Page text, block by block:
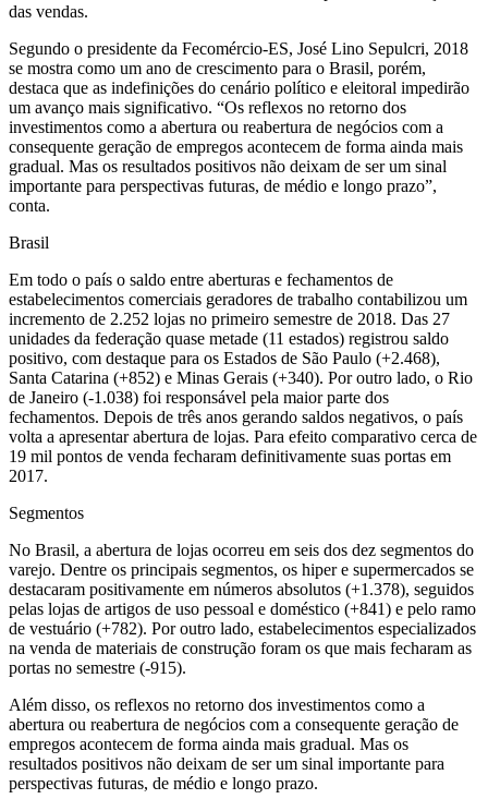
das vendas.
Segundo o presidente da Fecomércio-ES, José Lino Sepulcri, 2018
se mostra como um ano de crescimento para o Brasil, porém,
destaca que as indefinições do cenário político e eleitoral impedirão
um avanço mais significativo. “Os reflexos no retorno dos
investimentos como a abertura ou reabertura de negócios com a
consequente geração de empregos acontecem de forma ainda mais
gradual. Mas os resultados positivos não deixam de ser um sinal
importante para perspectivas futuras, de médio e longo prazo”,
conta.
Brasil
Em todo o país o saldo entre aberturas e fechamentos de
estabelecimentos comerciais geradores de trabalho contabilizou um
incremento de 2.252 lojas no primeiro semestre de 2018. Das 27
unidades da federação quase metade (11 estados) registrou saldo
positivo, com destaque para os Estados de São Paulo (+2.468),
Santa Catarina (+852) e Minas Gerais (+340). Por outro lado, o Rio
de Janeiro (-1.038) foi responsável pela maior parte dos
fechamentos. Depois de três anos gerando saldos negativos, o país
volta a apresentar abertura de lojas. Para efeito comparativo cerca de
19 mil pontos de venda fecharam definitivamente suas portas em
2017.
Segmentos
No Brasil, a abertura de lojas ocorreu em seis dos dez segmentos do
varejo. Dentre os principais segmentos, os hiper e supermercados se
destacaram positivamente em números absolutos (+1.378), seguidos
pelas lojas de artigos de uso pessoal e doméstico (+841) e pelo ramo
de vestuário (+782). Por outro lado, estabelecimentos especializados
na venda de materiais de construção foram os que mais fecharam as
portas no semestre (-915).
Além disso, os reflexos no retorno dos investimentos como a
abertura ou reabertura de negócios com a consequente geração de
empregos acontecem de forma ainda mais gradual. Mas os
resultados positivos não deixam de ser um sinal importante para
perspectivas futuras, de médio e longo prazo.